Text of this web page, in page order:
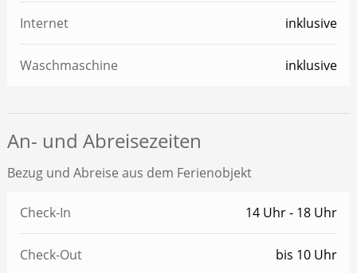
Internet inklusive
Waschmaschine inklusive
An- und Abreisezeiten
Bezug und Abreise aus dem Ferienobjekt
Check-In 14 Uhr - 18 Uhr
Check-Out bis 10 Uhr